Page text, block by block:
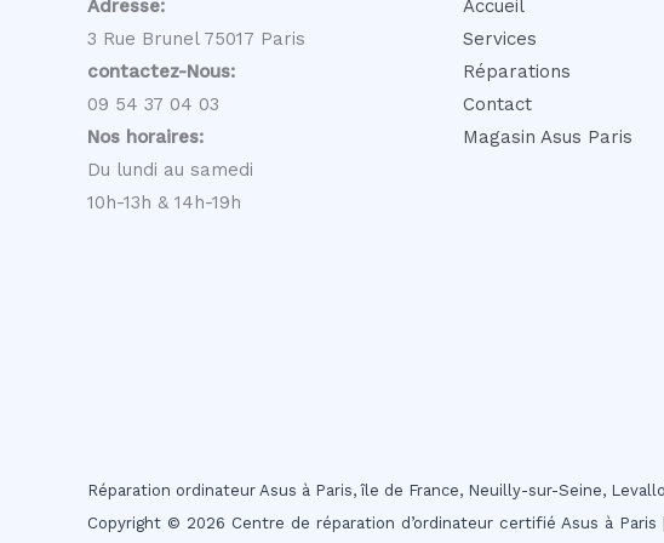
Adresse:
3 Rue Brunel 75017 Paris
contactez-Nous:
09 54 37 04 03
Nos horaires:
Du lundi au samedi
10h-13h & 14h-19h
Accueil
Services
Réparations
Contact
Magasin Asus Paris
Réparation ordinateur Asus à Paris, île de France, Neuilly-sur-Seine,
Copyright © 2026 Centre de réparation d’ordinateur certifié Asus à Paris